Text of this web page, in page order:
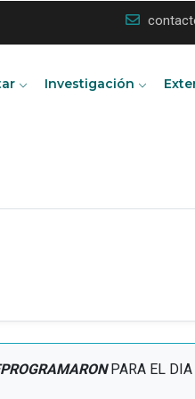
Investigación
PARA EL DIA